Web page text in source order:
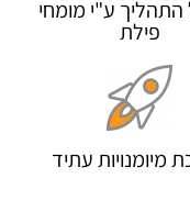
התהליך ע"י מומחי
פילת
מיומנויות עתיד